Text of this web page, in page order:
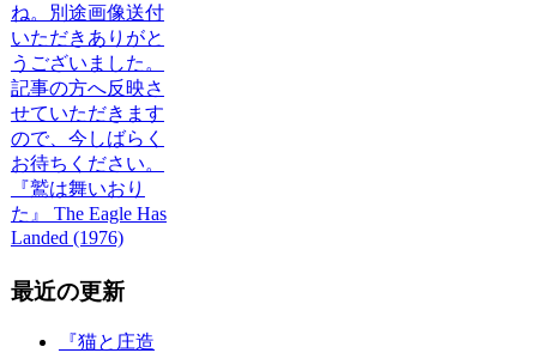
ね。別途画像送付
いただきありがと
うございました。
記事の方へ反映さ
せていただきます
ので、今しばらく
お待ちください。
『鷲は舞いおり
た』 The Eagle Has
Landed (1976)
最近の更新
『猫と庄造